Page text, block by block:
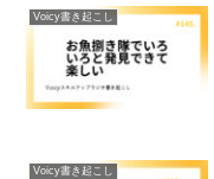
Voicy書き起こし
Voicy書き起こし